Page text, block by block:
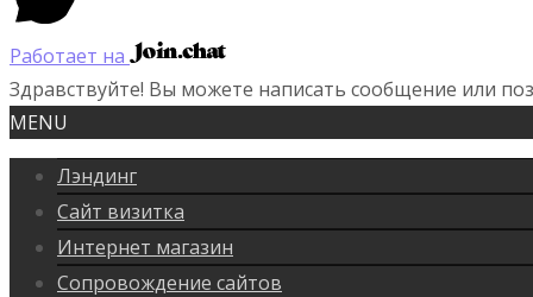
Работает на
Здравствуйте! Вы можете написать сообщение или
MENU
Лэндинг
Сайт визитка
Интернет магазин
Сопровождение сайтов